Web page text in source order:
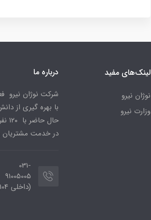
لینک‌های مفید
نوژان نیرو
وزارت نیرو
درباره ما
با بهره گیری از
در خدمت مشتریان
031-
91005005
(داخلی 104)